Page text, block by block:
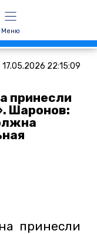
Меню
17.05.2026 22:15:09
принесли
Шаронов:
принесли